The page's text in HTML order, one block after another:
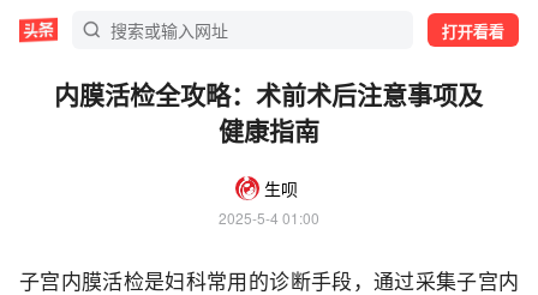
打开看看
内膜活检全攻略：术前术后注意事项及
健康指南
生呗
2025-5-4 01:00
子宫内膜活检是妇科常用的诊断手段，通过采集子宫内